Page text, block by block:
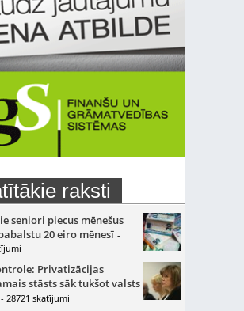
raksti
seniori piecus mēnešus
20 eiro mēnesī -
Privatizācijas
stāsts sāk tukšot valsts
- 28721 skatījumi